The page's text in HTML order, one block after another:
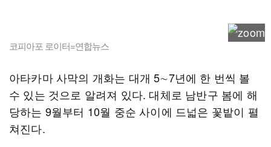
코피아포 로이터=연합뉴스
아타카마 사막의 개화는 대개 5∼7년에 한 번씩 볼
수 있는 것으로 알려져 있다. 대체로 남반구 봄에 해
당하는 9월부터 10월 중순 사이에 드넓은 꽃밭이 펼
쳐진다.